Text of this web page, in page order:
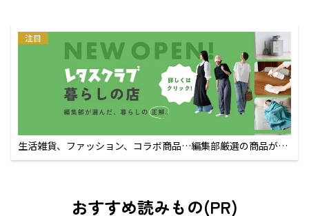
注目
生活雑貨、ファッション、コラボ商品…編集部厳選の商品が買
えるECサイト
おすすめ読みもの(PR)